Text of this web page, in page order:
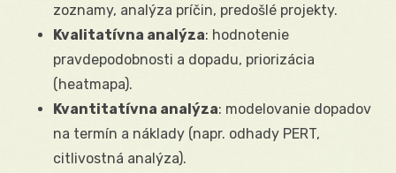
zoznamy, analýza príčin, predošlé projekty.
Kvalitatívna analýza: hodnotenie
pravdepodobnosti a dopadu, priorizácia
(heatmapa).
Kvantitatívna analýza: modelovanie dopadov
na termín a náklady (napr. odhady PERT,
citlivostná analýza).